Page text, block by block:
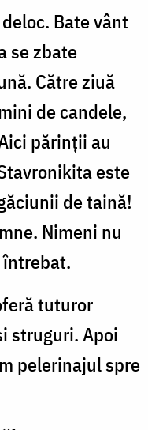
Bate vânt
se zbate
Către ziuă
de candele,
părinţii au
este
de taină!
Nimeni nu
întrebat.
tuturor
struguri. Apoi
pelerinajul spre